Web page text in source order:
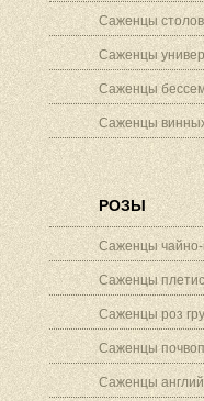
Саженцы
Саженцы
Саженцы
Саженцы
РОЗЫ
Саженцы чайно-
Саженцы
Саженцы роз
Саженцы
Саженцы